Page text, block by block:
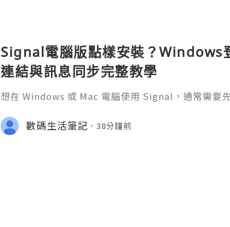
Signal電腦版點樣安裝？Windows
連結與訊息同步完整教學
想在 Windows 或 Mac 電腦使用 Signal，通常需要
版設成已連結裝置。
數碼生活筆記 38分鐘前